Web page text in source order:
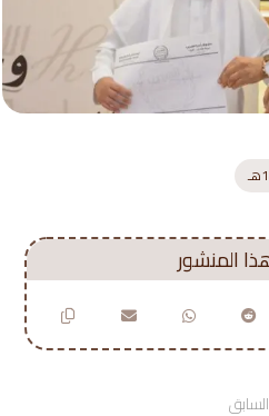
السابق